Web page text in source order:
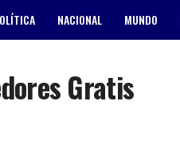
NACIONAL MUNDO
Gratis